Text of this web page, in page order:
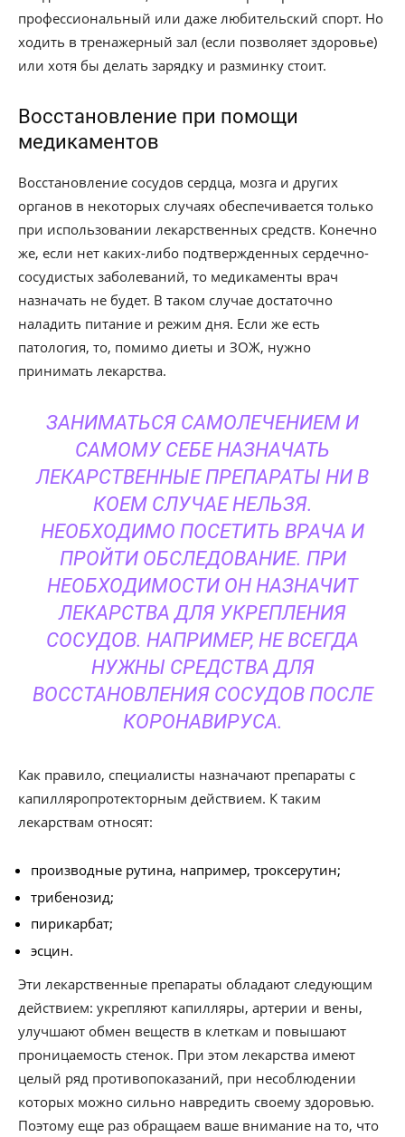
профессиональный или даже любительский спорт. Но
ходить в тренажерный зал (если позволяет здоровье)
или хотя бы делать зарядку и разминку стоит.
Восстановление при помощи
медикаментов
Восстановление сосудов сердца, мозга и других
органов в некоторых случаях обеспечивается только
при использовании лекарственных средств. Конечно
же, если нет каких-либо подтвержденных сердечно-
сосудистых заболеваний, то медикаменты врач
назначать не будет. В таком случае достаточно
наладить питание и режим дня. Если же есть
патология, то, помимо диеты и ЗОЖ, нужно
принимать лекарства.
ЗАНИМАТЬСЯ САМОЛЕЧЕНИЕМ И
САМОМУ СЕБЕ НАЗНАЧАТЬ
ЛЕКАРСТВЕННЫЕ ПРЕПАРАТЫ НИ В
КОЕМ СЛУЧАЕ НЕЛЬЗЯ.
НЕОБХОДИМО ПОСЕТИТЬ ВРАЧА И
ПРОЙТИ ОБСЛЕДОВАНИЕ. ПРИ
НЕОБХОДИМОСТИ ОН НАЗНАЧИТ
ЛЕКАРСТВА ДЛЯ УКРЕПЛЕНИЯ
СОСУДОВ. НАПРИМЕР, НЕ ВСЕГДА
НУЖНЫ СРЕДСТВА ДЛЯ
ВОССТАНОВЛЕНИЯ СОСУДОВ ПОСЛЕ
КОРОНАВИРУСА.
Как правило, специалисты назначают препараты с
капилляропротекторным действием. К таким
лекарствам относят:
производные рутина, например, троксерутин;
трибенозид;
пирикарбат;
эсцин.
Эти лекарственные препараты обладают следующим
действием: укрепляют капилляры, артерии и вены,
улучшают обмен веществ в клеткам и повышают
проницаемость стенок. При этом лекарства имеют
целый ряд противопоказаний, при несоблюдении
которых можно сильно навредить своему здоровью.
Поэтому еще раз обращаем ваше внимание на то, что